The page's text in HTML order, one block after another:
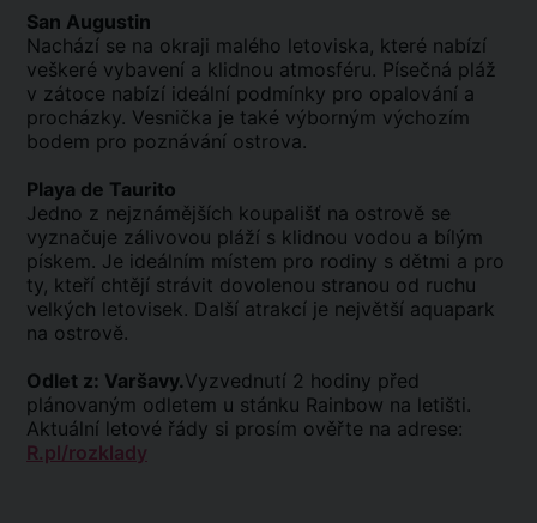
San Augustin
Nachází se na okraji malého letoviska, které nabízí
veškeré vybavení a klidnou atmosféru. Písečná pláž
v zátoce nabízí ideální podmínky pro opalování a
procházky. Vesnička je také výborným výchozím
bodem pro poznávání ostrova.
Playa de Taurito
Jedno z nejznámějších koupališť na ostrově se
vyznačuje zálivovou pláží s klidnou vodou a bílým
pískem. Je ideálním místem pro rodiny s dětmi a pro
ty, kteří chtějí strávit dovolenou stranou od ruchu
velkých letovisek. Další atrakcí je největší aquapark
na ostrově.
Odlet z: Varšavy.Vyzvednutí 2 hodiny před
plánovaným odletem u stánku Rainbow na letišti.
Aktuální letové řády si prosím ověřte na adrese:
R.pl/rozklady